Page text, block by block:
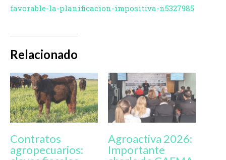
favorable-la-planificacion-impositiva-n5327985
Relacionado
Contratos
agropecuarios:
Agroactiva 2026:
Importante